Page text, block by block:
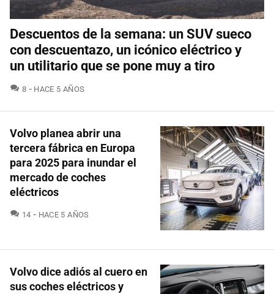
Descuentos de la semana: un SUV sueco
con descuentazo, un icónico eléctrico y
un utilitario que se pone muy a tiro
8 COMENTARIOS
HACE 5 AÑOS
Volvo planea abrir una
tercera fábrica en Europa
para 2025 para inundar el
mercado de coches
eléctricos
14 COMENTARIOS
HACE 5 AÑOS
Volvo dice adiós al cuero en
sus coches eléctricos y